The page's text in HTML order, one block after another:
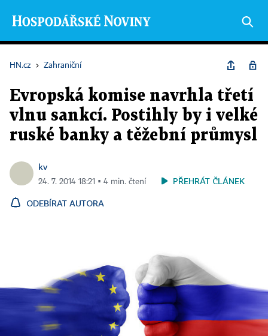
HN.cz › Zahraniční
Evropská komise navrhla třetí
vlnu sankcí. Postihly by i velké
ruské banky a těžební průmysl
kv
24. 7. 2014 18:21 ▪ 4 min. čtení PŘEHRÁT ČLÁNEK
ODEBÍRAT AUTORA